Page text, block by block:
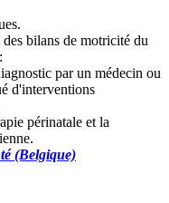
bilans de motricité du
par un médecin ou
d'interventions
périnatale et la
(Belgique)